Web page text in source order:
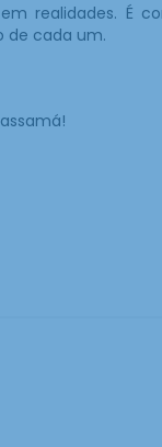
realidades. É
de cada um.